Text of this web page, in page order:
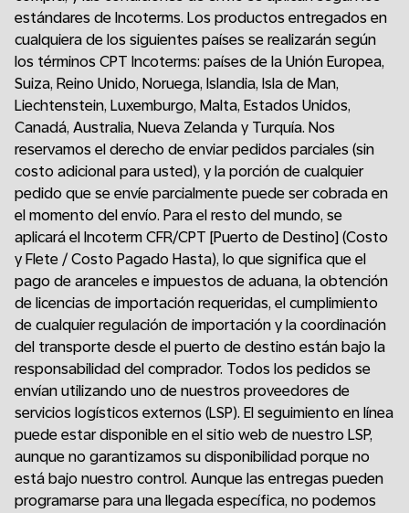
estándares de Incoterms. Los productos entregados en
cualquiera de los siguientes países se realizarán según
los términos CPT Incoterms: países de la Unión Europea,
Suiza, Reino Unido, Noruega, Islandia, Isla de Man,
Liechtenstein, Luxemburgo, Malta, Estados Unidos,
Canadá, Australia, Nueva Zelanda y Turquía. Nos
reservamos el derecho de enviar pedidos parciales (sin
costo adicional para usted), y la porción de cualquier
pedido que se envíe parcialmente puede ser cobrada en
el momento del envío. Para el resto del mundo, se
aplicará el Incoterm CFR/CPT [Puerto de Destino] (Costo
y Flete / Costo Pagado Hasta), lo que significa que el
pago de aranceles e impuestos de aduana, la obtención
de licencias de importación requeridas, el cumplimiento
de cualquier regulación de importación y la coordinación
del transporte desde el puerto de destino están bajo la
responsabilidad del comprador. Todos los pedidos se
envían utilizando uno de nuestros proveedores de
servicios logísticos externos (LSP). El seguimiento en línea
puede estar disponible en el sitio web de nuestro LSP,
aunque no garantizamos su disponibilidad porque no
está bajo nuestro control. Aunque las entregas pueden
programarse para una llegada específica, no podemos